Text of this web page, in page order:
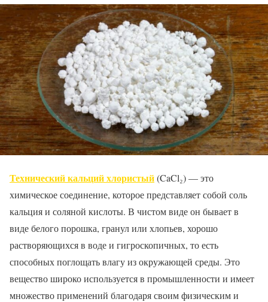
Технический кальций хлористый(CaCl₂) — это
химическое соединение, которое представляет собой соль
кальция и соляной кислоты. В чистом виде он бывает в
виде белого порошка, гранул или хлопьев, хорошо
растворяющихся в воде и гигроскопичных, то есть
способных поглощать влагу из окружающей среды. Это
вещество широко используется в промышленности и имеет
множество применений благодаря своим физическим и